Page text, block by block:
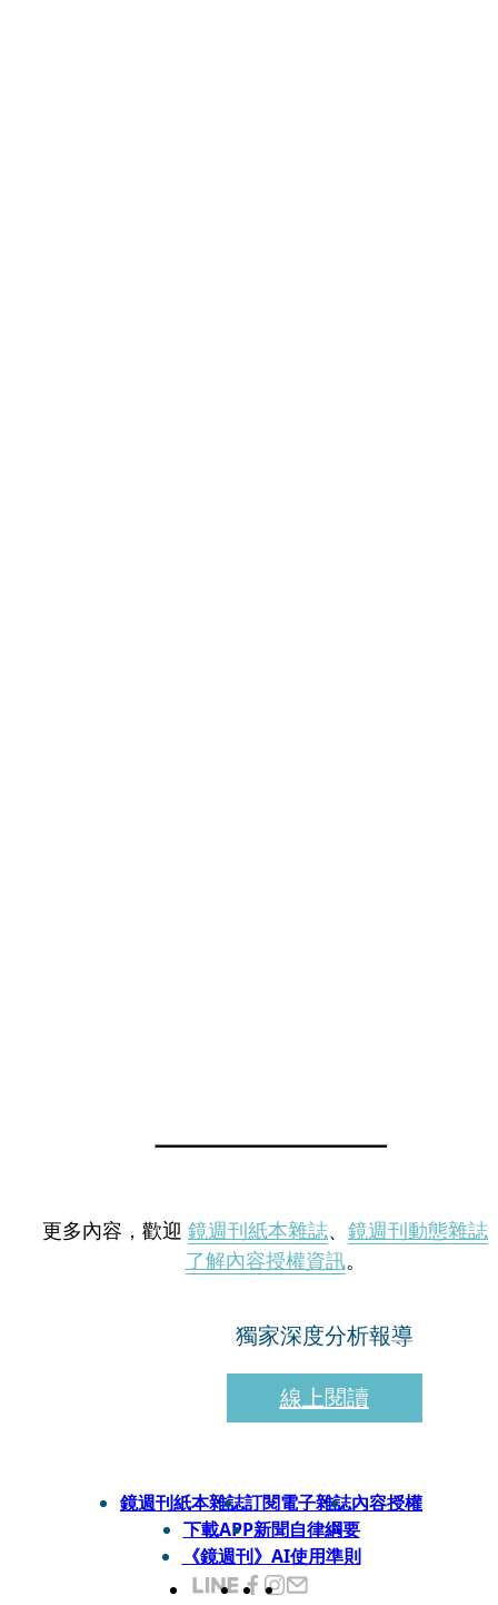
更多內容，歡迎 鏡週刊紙本雜誌、 鏡週刊動態雜誌
了解內容授權資訊。
獨家深度分析報導
線上閱讀
鏡週刊紙本雜誌訂閱電子雜誌內容授權
下載APP新聞自律綱要
《鏡週刊》AI使用準則